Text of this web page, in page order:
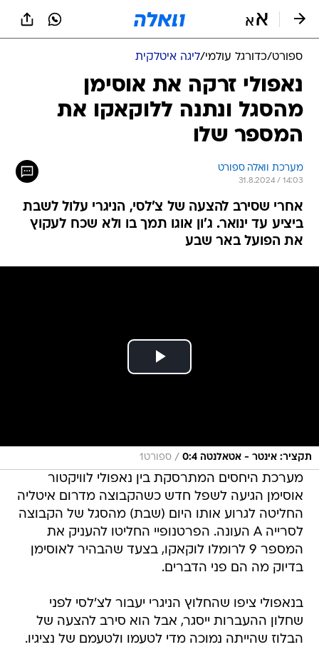
ספורט/כדורגל עולמי/ליגה איטלקית
נאפולי זרקה את אוסימן
מהסגל ונתנה ללוקאקו את
המספר שלו
מערכת וואלה ספורט
31.8.2024 / 14:03
אחרי שסירב להצעה של צ'לסי, הניגרי עלול לשבת
ביציע עד ינואר. ג'ון אוגו תמך בו ולא שכח לעקוץ
את הפועל באר שבע
תקציר: אינטר - אטאלנטה 0:4 / ספורט1
מערכת היחסים המתרסקת בין נאפולי לוויקטור
אוסימן הגיעה לשפל חדש כשהקבוצה מדרום איטליה
החליטה לגרוע אותו היום (שבת) מהסגל של הקבוצה
לסרייה A העונה. הפרטנופיי החליטו להעניק את
המספר 9 לרומלו לוקאקו, בצעד שהבהיר לאוסימן
בדיוק מה הם פני הדברים.
בנאפולי ציפו שהחלוץ הניגרי יעבור לצ'לסי לפני
שחלון ההעברות ייסגר, אבל הוא סירב להצעה של
הבלוז שהייתה נמוכה מדי לטעמו ולטעמם של נציגיו.